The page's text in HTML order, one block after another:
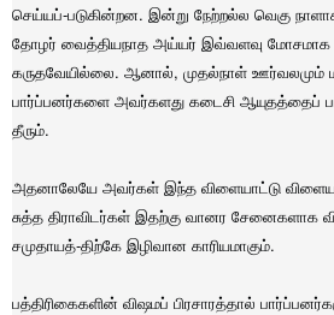
செய்யப்-படுகின்றன. இன்று நேற்றல்ல வெகு
தோழர் வைத்தியநாத அய்யர் இவ்வளவு மோசமாக
கருதவேயில்லை. ஆனால், முதல்நாள் ஊர்வலமும்
பார்ப்பனர்களை அவர்களது கடைசி ஆயுதத்தைப்
தீரும்.
அதனாலேயே அவர்கள் இந்த விளையாட்டு
சுத்த திராவிடர்கள் இதற்கு வானர சேனைகளாக
சமுதாயத்-திற்கே இழிவான காரியமாகும்.
பத்திரிகைகளின் விஷமப் பிரசாரத்தால்